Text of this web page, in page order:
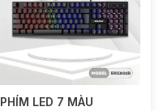
PHÍM LED 7 MÀU